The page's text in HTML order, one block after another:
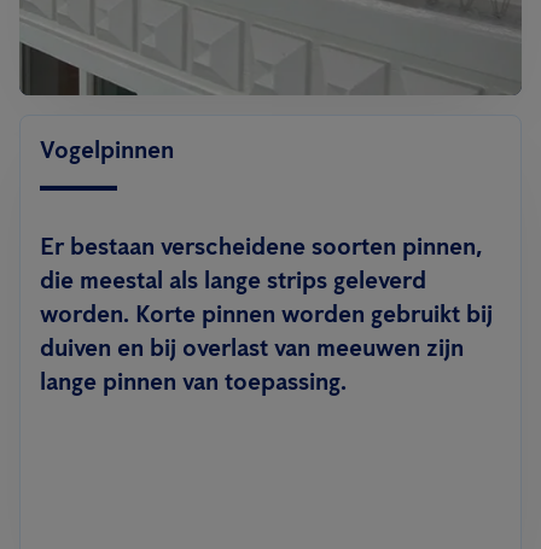
Vogelpinnen
Er bestaan verscheidene soorten pinnen,
die meestal als lange strips geleverd
worden. Korte pinnen worden gebruikt bij
duiven en bij overlast van meeuwen zijn
lange pinnen van toepassing.